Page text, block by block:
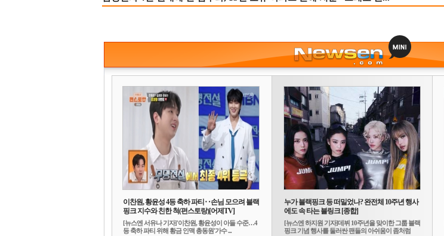
이찬원, 황윤성 4등 축하 파티‥손님 모으려 블랙
핑크 지수와 친한 척(편스토랑)[어제TV]
[뉴스엔 서유나 기자]'이찬원, 황윤성이 아들 수준…4
등 축하 파티 위해 황금 인맥 총동원'가수 ...
누가 블랙핑크 등 떠밀었나? 완전체 10주년 행사
에도 속 타는 블링크 [종합]
[뉴스엔 하지원 기자]데뷔 10주년을 맞이한 그룹 블랙
핑크 기념 행사를 둘러싼 팬들의 아쉬움이 좀처럼